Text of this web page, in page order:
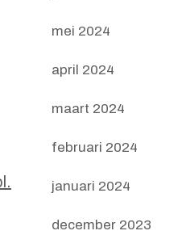
mei 2024
april 2024
maart 2024
februari 2024
januari 2024
december 2023